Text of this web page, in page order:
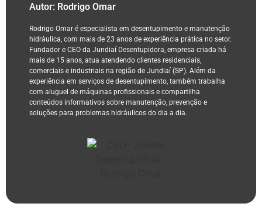
Autor: Rodrigo Omar
Rodrigo Omar é especialista em desentupimento e manutenção
hidráulica, com mais de 23 anos de experiência prática no setor.
Fundador e CEO da Jundiaí Desentupidora, empresa criada há
mais de 15 anos, atua atendendo clientes residenciais,
comerciais e industriais na região de Jundiaí (SP). Além da
experiência em serviços de desentupimento, também trabalha
com aluguel de máquinas profissionais e compartilha
conteúdos informativos sobre manutenção, prevenção e
soluções para problemas hidráulicos do dia a dia.